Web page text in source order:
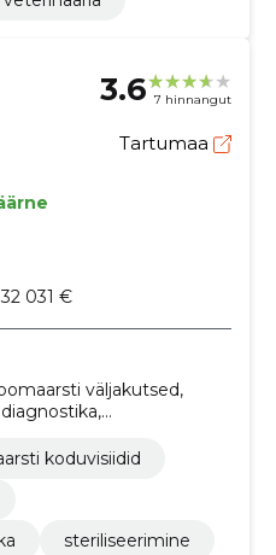
3.6 7 hinnangut
Tartumaa
031 €
väljakutsed,
uriinianalüüsid
koduvisiidid
steriliseerimine